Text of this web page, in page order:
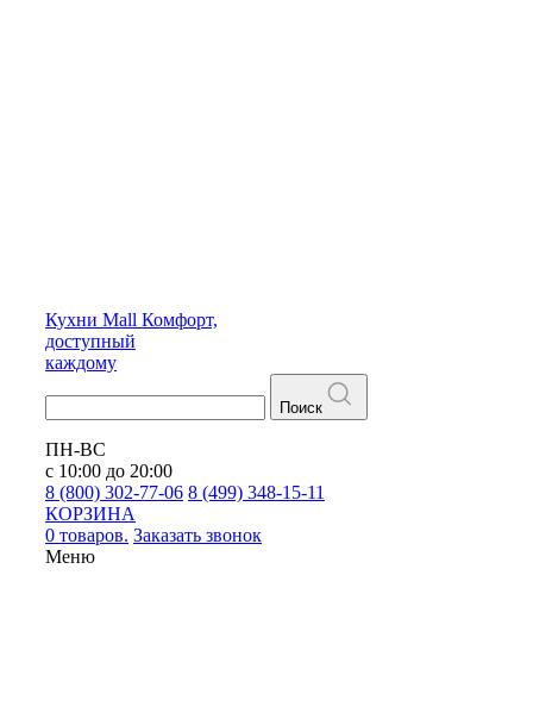
Кухни Mall Комфорт,
доступный
каждому
Поиск
ПН-ВС
с 10:00 до 20:00
8 (800) 302-77-06 8 (499) 348-15-11
КОРЗИНА
0 товаров. Заказать звонок
Меню